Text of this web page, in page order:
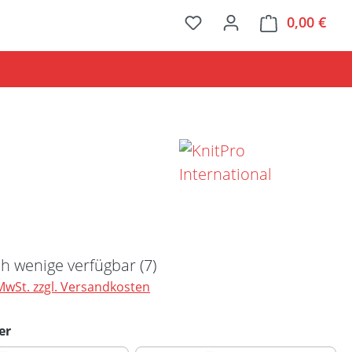
0,00 €
wenige verfügbar (7)
zzgl. Versandkosten
auswählen